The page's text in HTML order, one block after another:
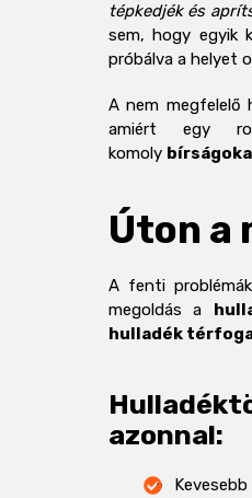
tépkedjék és
sem, hogy egyik
próbálva a helyet
A nem megfelelő
amiért egy
komoly
Úton a
A fenti
megoldás a
hulladék
azonnal: